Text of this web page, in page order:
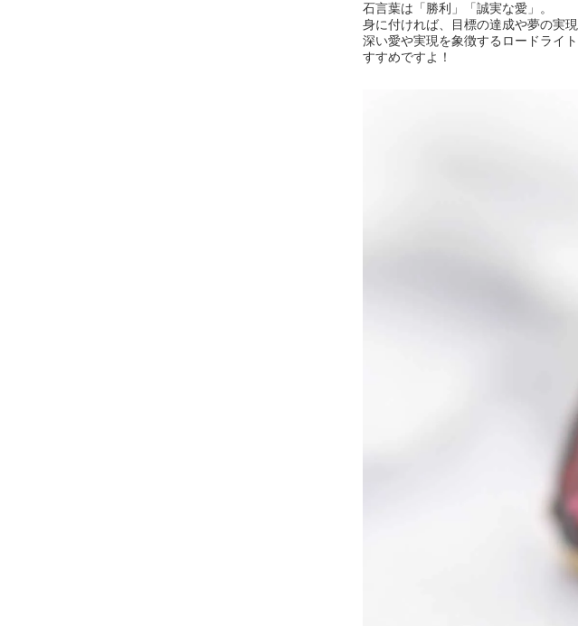
石言葉は「勝利」「誠実な愛」。
身に付ければ、目標の達成や夢の実
深い愛や実現を象徴するロードライ
すすめですよ！